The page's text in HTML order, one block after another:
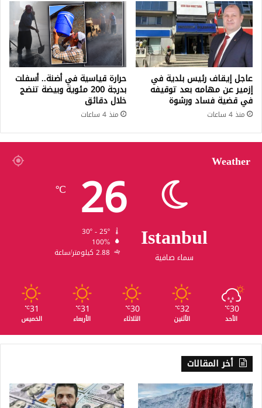
عاجل إيقاف رئيس بلدية في
إزمير عن مهامه بعد توقيفه
في قضية فساد ورشوة
منذ 4 ساعات
حرارة قياسية في أضنة.. أسفلت
بدرجة 200 مئوية وبيضة تنضج
خلال دقائق
منذ 4 ساعات
Weather
Istanbul
سماء صافية
26
℃
100%
2.88 كيلومتر/ساعة
30
℃
الأحد
32
℃
الأثنين
30
℃
الثلاثاء
31
℃
الأربعاء
31
℃
الخميس
أخر المقالات